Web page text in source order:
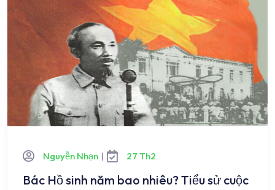
Nguyễn Nhạn | 27 Th2
Bác Hồ sinh năm bao nhiêu? Tiểu sử cuộc